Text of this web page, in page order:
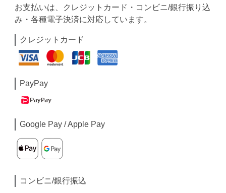
お支払いは、クレジットカード・コンビニ/銀行振り込
み・各種電子決済に対応しています。
クレジットカード
PayPay
Google Pay / Apple Pay
コンビニ/銀行振込